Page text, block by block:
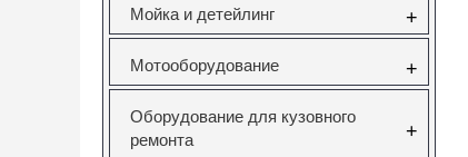
Мойка и детейлинг +
Мотооборудование +
Оборудование для кузовного
ремонта
+